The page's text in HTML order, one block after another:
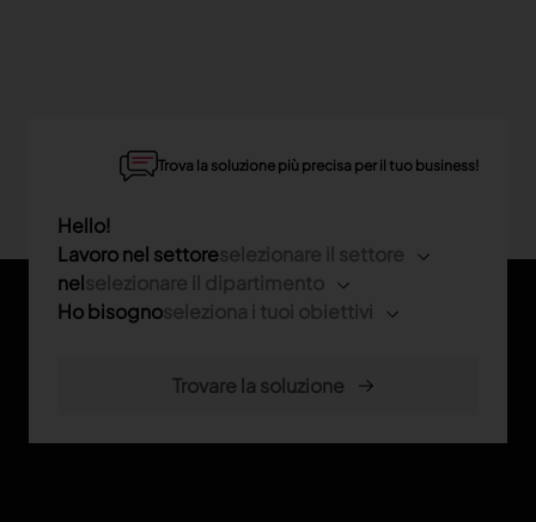
Trova la soluzione più precisa per il tuo business!
Hello!
Lavoro nel settore
nel
Ho bisogno